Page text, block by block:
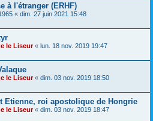
à l'étranger (ERHF)
« dim. 27 juin 2021 15:48
le Liseur« lun. 18 nov. 2019 19:47
le Liseur« dim. 03 nov. 2019 18:50
Etienne, roi apostolique de Hongrie
le Liseur« dim. 03 nov. 2019 18:47